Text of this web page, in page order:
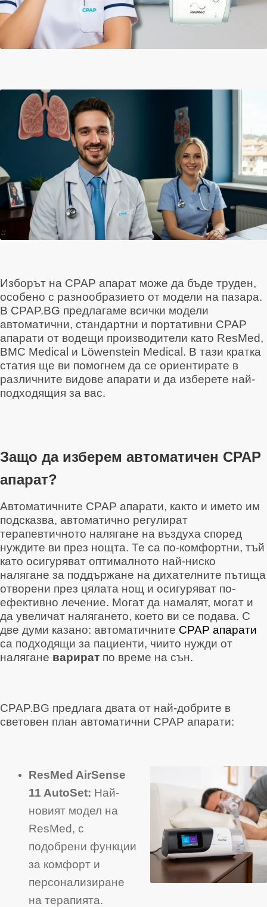
Изборът на CPAP апарат може да бъде труден,
особено с разнообразието от модели на пазара.
В CPAP.BG предлагаме всички модели
автоматични, стандартни и портативни CPAP
апарати от водещи производители като ResMed,
BMC Medical и Löwenstein Medical. В тази кратка
статия ще ви помогнем да се ориентирате в
различните видове апарати и да изберете най-
подходящия за вас.
Защо да изберем автоматичен CPAP
апарат?
Автоматичните CPAP апарати, както и името им
подсказва, автоматично регулират
терапевтичното налягане на въздуха според
нуждите ви през нощта. Те са по-комфортни, тъй
като осигуряват оптималното най-ниско
налягане за поддържане на дихателните пътища
отворени през цялата нощ и осигуряват по-
ефективно лечение. Могат да намалят, могат и
да увеличат налягането, което ви се подава. С
две думи казано: автоматичните CPAP апарати
са подходящи за пациенти, чиито нужди от
налягане варират по време на сън.
CPAP.BG предлага двата от най-добрите в
световен план автоматични CPAP апарати:
ResMed AirSense
11 AutoSet: Най-
новият модел на
ResMed, с
подобрени функции
за комфорт и
персонализиране
на терапията.